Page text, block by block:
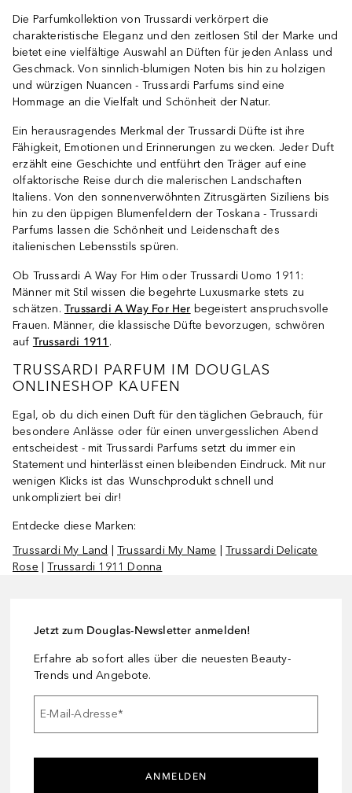
Die Parfumkollektion von Trussardi verkörpert die
charakteristische Eleganz und den zeitlosen Stil der Marke und
bietet eine vielfältige Auswahl an Düften für jeden Anlass und
Geschmack. Von sinnlich-blumigen Noten bis hin zu holzigen
und würzigen Nuancen - Trussardi Parfums sind eine
Hommage an die Vielfalt und Schönheit der Natur.
Ein herausragendes Merkmal der Trussardi Düfte ist ihre
Fähigkeit, Emotionen und Erinnerungen zu wecken. Jeder Duft
erzählt eine Geschichte und entführt den Träger auf eine
olfaktorische Reise durch die malerischen Landschaften
Italiens. Von den sonnenverwöhnten Zitrusgärten Siziliens bis
hin zu den üppigen Blumenfeldern der Toskana - Trussardi
Parfums lassen die Schönheit und Leidenschaft des
italienischen Lebensstils spüren.
Ob Trussardi A Way For Him oder Trussardi Uomo 1911:
Männer mit Stil wissen die begehrte Luxusmarke stets zu
schätzen. Trussardi A Way For Her begeistert anspruchsvolle
Frauen. Männer, die klassische Düfte bevorzugen, schwören
auf Trussardi 1911 .
TRUSSARDI PARFUM IM DOUGLAS
ONLINESHOP KAUFEN
Egal, ob du dich einen Duft für den täglichen Gebrauch, für
besondere Anlässe oder für einen unvergesslichen Abend
entscheidest - mit Trussardi Parfums setzt du immer ein
Statement und hinterlässt einen bleibenden Eindruck. Mit nur
wenigen Klicks ist das Wunschprodukt schnell und
unkompliziert bei dir!
Entdecke diese Marken:
Trussardi My Land
|Trussardi My Name |Trussardi Delicate
Rose |Trussardi 1911 Donna
Jetzt zum Douglas-Newsletter anmelden!
Erfahre ab sofort alles über die neuesten Beauty-
Trends und Angebote.
E-Mail-Adresse*
ANMELDEN